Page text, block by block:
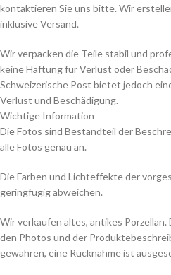
kontaktieren Sie uns bitte. Wir
inklusive Versand.
Wir verpacken die Teile stabil und
keine Haftung für Verlust oder
Schweizerische Post bietet jedoch
Verlust und Beschädigung.
Wichtige Information
Die Fotos sind Bestandteil der
alle Fotos genau an.
Die Farben und Lichteffekte der
geringfügig abweichen.
Wir verkaufen altes, antikes
den Photos und der
gewähren, eine Rücknahme ist